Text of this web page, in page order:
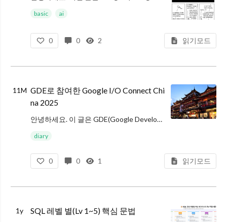
키워드 : Google Antigravity, Google Antigravity 사용법
이름의 유래
basic ai
0 0 2 읽기모드
11M GDE로 참여한 Google I/O Connect Chi
na 2025
안녕하세요. 이 글은 GDE(Google Developer Expert)로 Google I/O Connect China에 참여한 후기를 작성한 글입니다. GDE로 처음 참여한 해외 컨퍼런스라 기억하고 싶어 작성합니다.
키워드 :
diary
0 0 1 읽기모드
1y SQL 레벨 별(Lv 1~5) 핵심 문법